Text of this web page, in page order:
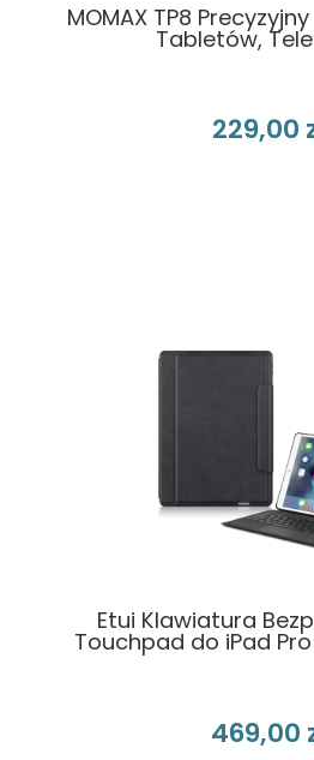
MOMAX TP8
Tabletów,
229,00
Etui Klawiatura
Touchpad do iPad Pro
469,00